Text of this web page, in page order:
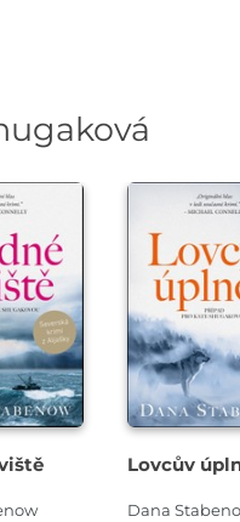
Lovcův
Dana